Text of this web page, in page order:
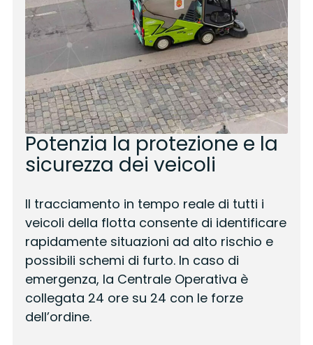
Potenzia la protezione e la
sicurezza dei veicoli
Il tracciamento in tempo reale di tutti i
veicoli della flotta consente di identificare
rapidamente situazioni ad alto rischio e
possibili schemi di furto. In caso di
emergenza, la Centrale Operativa è
collegata 24 ore su 24 con le forze
dell’ordine.